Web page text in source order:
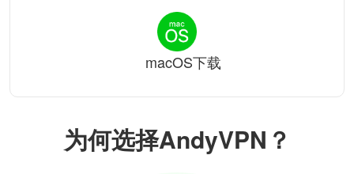
为何选择AndyVPN？
macOS下载